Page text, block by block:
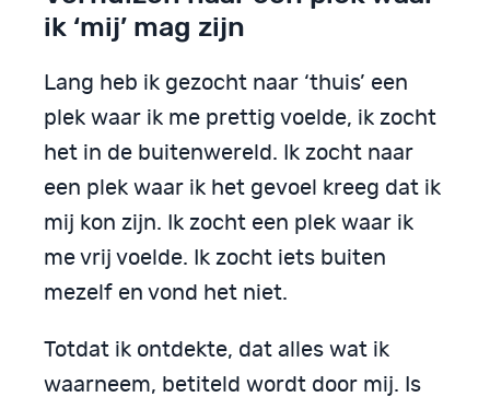
ik ‘mij’ mag zijn
Lang heb ik gezocht naar ‘thuis’ een
plek waar ik me prettig voelde, ik zocht
het in de buitenwereld. Ik zocht naar
een plek waar ik het gevoel kreeg dat ik
mij kon zijn. Ik zocht een plek waar ik
me vrij voelde. Ik zocht iets buiten
mezelf en vond het niet.
Totdat ik ontdekte, dat alles wat ik
waarneem, betiteld wordt door mij. Is